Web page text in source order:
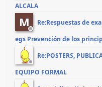
ALCALA
M
Re:Respuestas de
egs Prevención de los
Re:POSTERS,
EQUIPO FORMAL